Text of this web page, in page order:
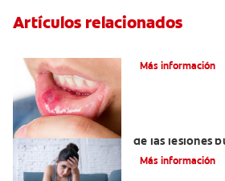
Artículos relacionados
Más información
de las lesiones
Más información